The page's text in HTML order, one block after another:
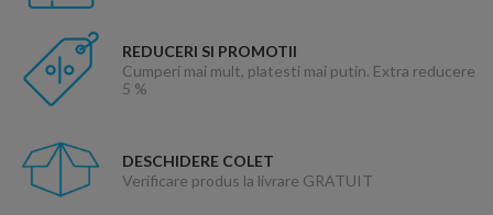
REDUCERI SI PROMOTII
Cumperi mai mult, platesti mai putin. Extra reducere
5 %
DESCHIDERE COLET
Verificare produs la livrare GRATUIT